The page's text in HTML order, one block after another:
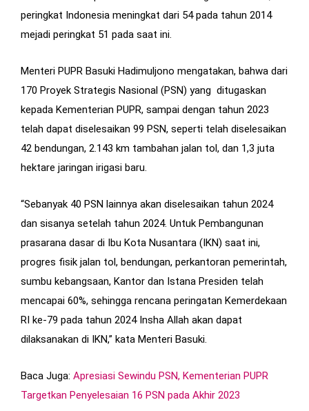
peringkat Indonesia meningkat dari 54 pada tahun 2014
mejadi peringkat 51 pada saat ini.
Menteri PUPR Basuki Hadimuljono mengatakan, bahwa dari
170 Proyek Strategis Nasional (PSN) yang ditugaskan
kepada Kementerian PUPR, sampai dengan tahun 2023
telah dapat diselesaikan 99 PSN, seperti telah diselesaikan
42 bendungan, 2.143 km tambahan jalan tol, dan 1,3 juta
hektare jaringan irigasi baru.
“Sebanyak 40 PSN lainnya akan diselesaikan tahun 2024
dan sisanya setelah tahun 2024. Untuk Pembangunan
prasarana dasar di Ibu Kota Nusantara (IKN) saat ini,
progres fisik jalan tol, bendungan, perkantoran pemerintah,
sumbu kebangsaan, Kantor dan Istana Presiden telah
mencapai 60%, sehingga rencana peringatan Kemerdekaan
RI ke-79 pada tahun 2024 Insha Allah akan dapat
dilaksanakan di IKN,” kata Menteri Basuki.
Baca Juga: Apresiasi Sewindu PSN, Kementerian PUPR
Targetkan Penyelesaian 16 PSN pada Akhir 2023